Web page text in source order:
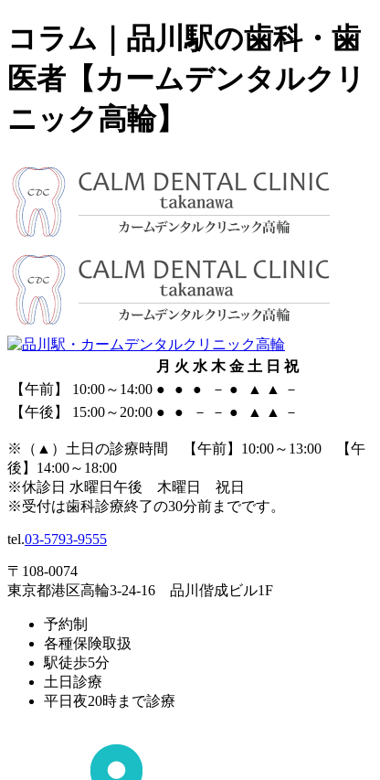
コラム｜品川駅の歯科・歯
医者【カームデンタルクリ
ニック高輪】
月 火 水 木 金 土 日 祝
【午前】 10:00～14:00 ● ● ● － ● ▲ ▲
－
【午後】 15:00～20:00 ● ● － － ● ▲ ▲ －
※（ ▲ ）土日の診療時間 【午前】10:00～13:00 【午
後】14:00～18:00
※休診日 水曜日午後 木曜日 祝日
※受付は歯科診療終了の30分前までです。
tel.03-5793-9555
〒108-0074
東京都港区高輪3-24-16 品川偕成ビル1F
予約制
各種保険取扱
駅徒歩5分
土日診療
平日夜20時まで診療